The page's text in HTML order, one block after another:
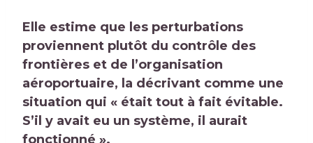
Elle estime que les perturbations
proviennent plutôt du contrôle des
frontières et de l’organisation
aéroportuaire, la décrivant comme une
situation qui « était tout à fait évitable.
S’il y avait eu un système, il aurait
fonctionné ».